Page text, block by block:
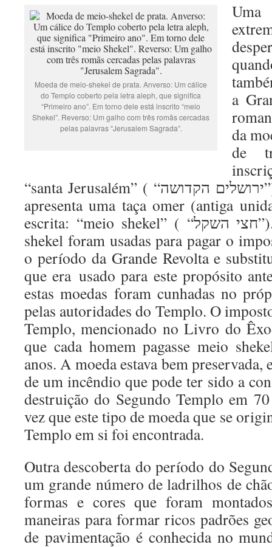
Moeda de meio-shekel de prata. Anverso: Um cálice
do Templo coberto pela letra aleph, que significa
“Primeiro ano”. Em torno dele está inscrito “meio
Shekel”. Reverso: Um galho com três romãs cercadas
pelas palavras “Jerusalem Sagrada”.
a
da
de
“santa Jerusalém” ( “ירושלים הקדושה”). O reverso da moeda
apresenta uma taça omer (antiga
escrita: “meio shekel” ( “חצי השקל”). As moedas de meio
shekel foram usadas para pagar o
o período da Grande Revolta e
que era usado para este propósito
estas moedas foram cunhadas no
pelas autoridades do Templo. O
Templo, mencionado no Livro do
que cada homem pagasse meio
anos. A moeda estava bem
de um incêndio que pode ter sido a
destruição do Segundo Templo em
vez que este tipo de moeda que se
Templo em si foi encontrada.
Outra descoberta do período do
um grande número de ladrilhos de
formas e cores que foram
maneiras para formar ricos padrões
de pavimentação é conhecida no